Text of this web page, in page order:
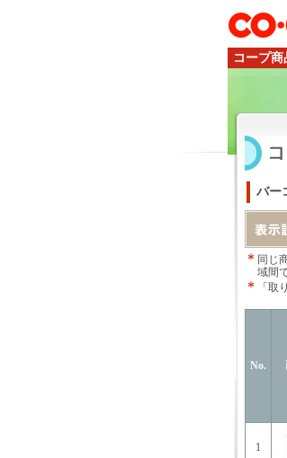
コープ
バー
同じ
域間
「取
No.
1